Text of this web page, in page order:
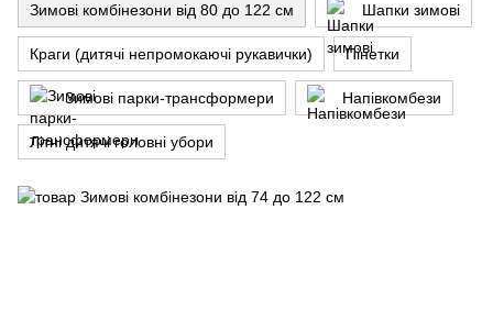
Зимові комбінезони від 80 до 122 см Шапки зимові
Краги (дитячі непромокаючі рукавички) Пінетки
Зимові парки-трансформери Напівкомбези
Літні дитячі головні убори